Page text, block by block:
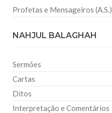
Profetas e Mensageiros (A.S.)
NAHJUL BALAGHAH
Sermões
Cartas
Ditos
Interpretação e Comentários